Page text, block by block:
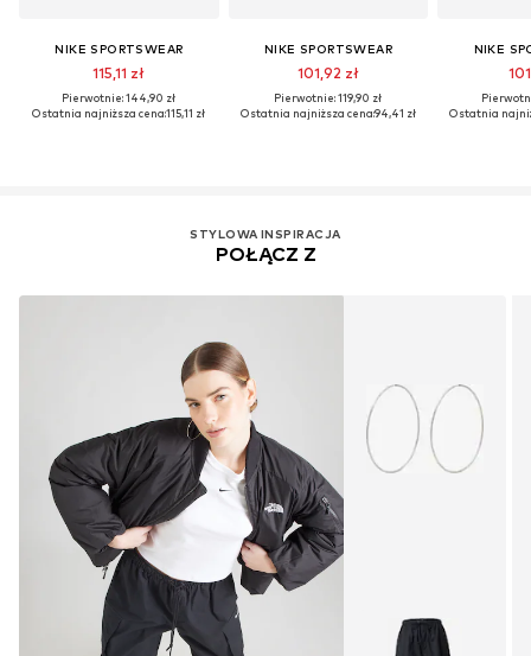
NIKE SPORTSWEAR
115,11 zł
Pierwotnie: 144,90 zł
Ostatnia najniższa cena:115,11 zł
NIKE SPORTSWEAR
101,92 zł
Pierwotnie: 119,90 zł
Ostatnia najniższa cena:94,41 zł
NIKE
Ostatnia
STYLOWA INSPIRACJA
POŁĄCZ Z